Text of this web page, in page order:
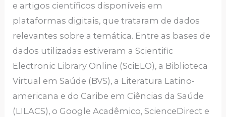
e artigos científicos disponíveis em
plataformas digitais, que trataram de dados
relevantes sobre a temática. Entre as bases de
dados utilizadas estiveram a Scientific
Electronic Library Online (SciELO), a Biblioteca
Virtual em Saúde (BVS), a Literatura Latino-
americana e do Caribe em Ciências da Saúde
(LILACS), o Google Acadêmico, ScienceDirect e